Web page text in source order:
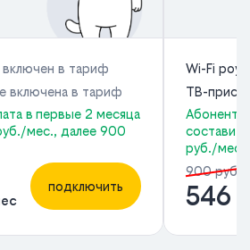
включен в тариф
включена в тариф
в первые 2 месяца
мес., далее 900
подключить
Wi-Fi
ТВ-
составит
руб./мес.
900 руб/
546